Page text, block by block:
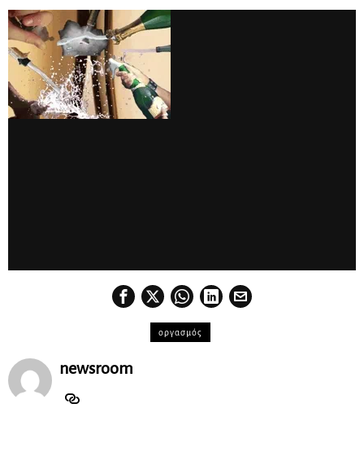
οργασμός
newsroom